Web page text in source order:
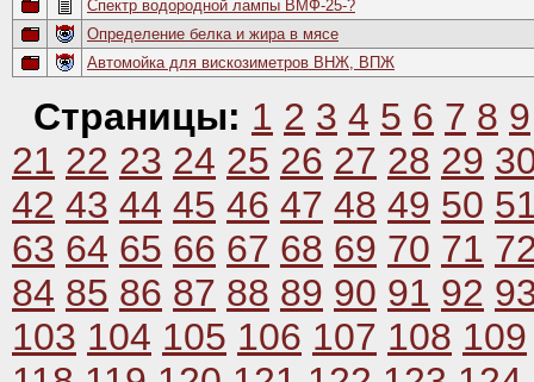
Спектр водородной лампы ВМФ-25-?
Определение белка и жира в мясе
Автомойка для вискозиметров ВНЖ, ВПЖ
Страницы: 1 2 3 4 5 6 7 8 9
21 22 23 24 25 26 27 28 29
42 43 44 45 46 47 48 49 50
63 64 65 66 67 68 69 70 71
84 85 86 87 88 89 90 91 92
103 104 105 106 107 108 109